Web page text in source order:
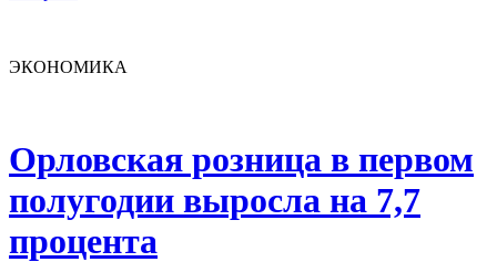
ЭКОНОМИКА
Орловская розница в первом
полугодии выросла на 7,7
процента